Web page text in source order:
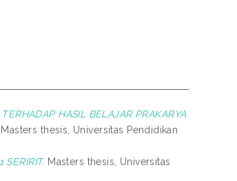
HASIL BELAJAR PRAKARYA
Masters thesis, Universitas Pendidikan
SERIRIT. Masters thesis, Universitas